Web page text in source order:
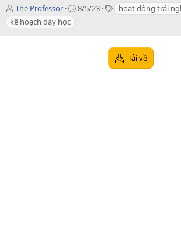
T
á
c
The Professor
C
8/5/23
T hoạt động trải
kế hoạch dạy học
Tải về